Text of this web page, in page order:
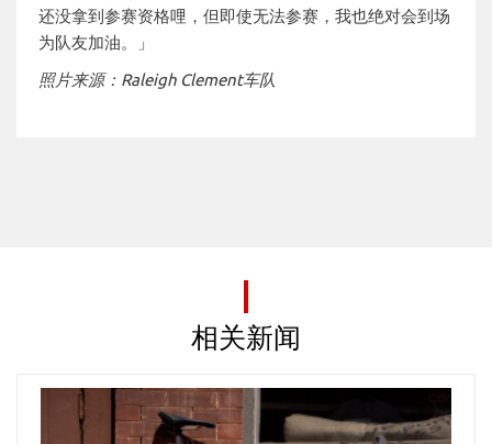
还没拿到参赛资格哩，但即使无法参赛，我也绝对会到场
为队友加油。」
照片来源：Raleigh Clement车队
相关新闻